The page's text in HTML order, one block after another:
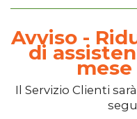
Avviso -
di
Il Servizio Clienti